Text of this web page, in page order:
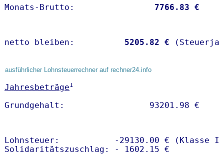
Monats-Brutto: 7766.83 €
netto bleiben: 5205.82 €
ausführlicher Lohnsteuerrechner auf rechner24.info
Jahresbeträge1
Lohnsteuer:           -29130.00 € (Klasse I)
Solidaritätszuschlag: - 1602.15 €